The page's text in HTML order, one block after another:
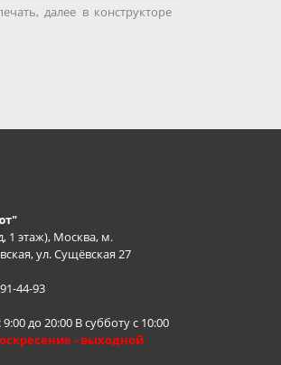
далее в конструкторе
1 этаж), Москва, м.
ул. Сущёвская 27
44-93
9:00 до 20:00 В субботу с 10:00
- выходной